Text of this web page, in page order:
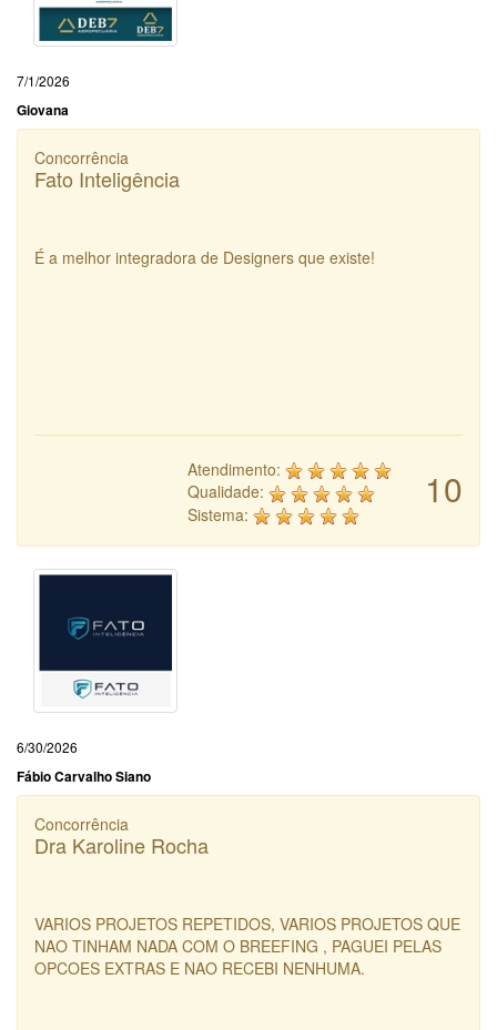
7/1/2026
Giovana
Concorrência
Fato Inteligência
É a melhor integradora de Designers que existe!
10
Atendimento:
Qualidade:
Sistema:
6/30/2026
Fábio Carvalho Siano
Concorrência
Dra Karoline Rocha
VARIOS PROJETOS REPETIDOS, VARIOS PROJETOS QUE
NAO TINHAM NADA COM O BREEFING , PAGUEI PELAS
OPCOES EXTRAS E NAO RECEBI NENHUMA.